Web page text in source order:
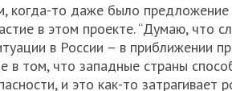
когда-то даже было
в этом проекте. “Думаю, что
в России – в приближении
в том, что западные страны
и это как-то затрагивает